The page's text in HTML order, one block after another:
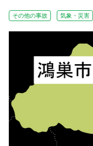
その他の事故 気象・災害